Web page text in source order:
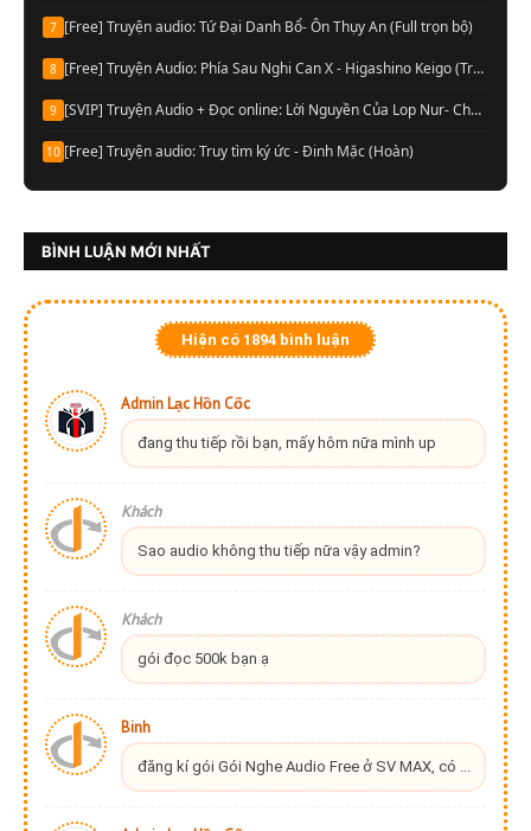
7 [Free] Truyện audio: Tứ Đại Danh Bổ- Ôn Thụy An (Full trọn bộ)
8 [Free] Truyện Audio: Phía Sau Nghi Can X - Higashino Keigo (Trọn bộ)
9 [SVIP] Truyện Audio + Đọc online: Lời Nguyền Của Lop Nur- Chu Đức Đông (Update tập 13 Audio)
10 [Free] Truyện audio: Truy tìm ký ức - Đinh Mặc (Hoàn)
BÌNH LUẬN MỚI NHẤT
Hiện có 1894 bình luận
Admin Lạc Hồn Cốc
đang thu tiếp rồi bạn, mấy hôm nữa mình up
Khách
Sao audio không thu tiếp nữa vậy admin?
Khách
gói đọc 500k bạn ạ
Binh
đăng kí gói Gói Nghe Audio Free ở SV MAX, có ...